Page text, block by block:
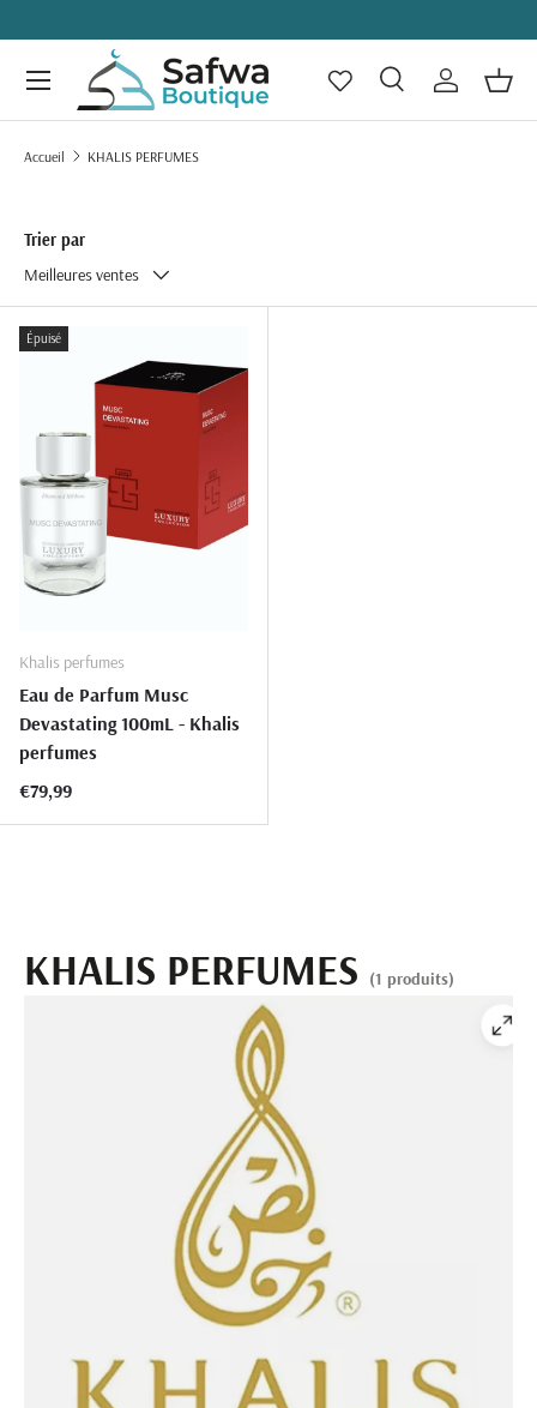
ALLER AU CONTENU
Recherche
Recherche
Se
Menu
Accueil KHALIS PERFUMES
Trier par
Meilleures ventes
Épuisé
Khalis perfumes
Eau de Parfum Musc
Devastating 100mL - Khalis
perfumes
Prix habituel
€79,99
KHALIS PERFUMES (1 produits)